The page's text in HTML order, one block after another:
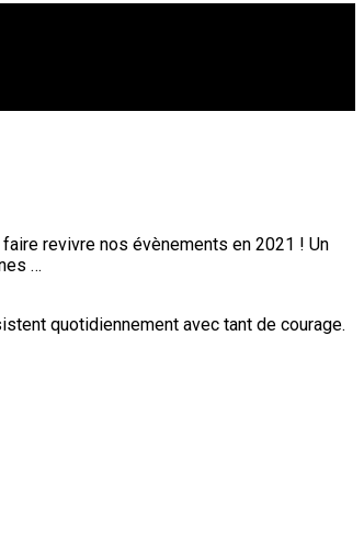
revivre nos évènements en 2021 ! Un
…
quotidiennement avec tant de courage.